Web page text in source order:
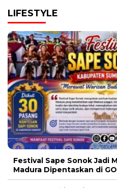
LIFESTYLE
Festival Sape Sonok Jadi
Madura Dipentaskan di